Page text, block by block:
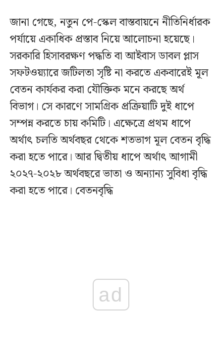
জানা গেছে, নতুন পে-স্কেল বাস্তবায়নে নীতিনির্ধারক
পর্যায়ে একাধিক প্রস্তাব নিয়ে আলোচনা হয়েছে।
সরকারি হিসাবরক্ষণ পদ্ধতি বা আইবাস ডাবল প্লাস
সফটওয়্যারে জটিলতা সৃষ্টি না করতে একবারেই মূল
বেতন কার্যকর করা যৌক্তিক মনে করছে অর্থ
বিভাগ। সে কারণে সামগ্রিক প্রক্রিয়াটি দুই ধাপে
সম্পন্ন করতে চায় কমিটি। এক্ষেত্রে প্রথম ধাপে
অর্থাৎ চলতি অর্থবছর থেকে শতভাগ মূল বেতন বৃদ্ধি
করা হতে পারে। আর দ্বিতীয় ধাপে অর্থাৎ আগামী
২০২৭-২০২৮ অর্থবছরে ভাতা ও অন্যান্য সুবিধা বৃদ্ধি
করা হতে পারে। বেতনবৃদ্ধি
ad